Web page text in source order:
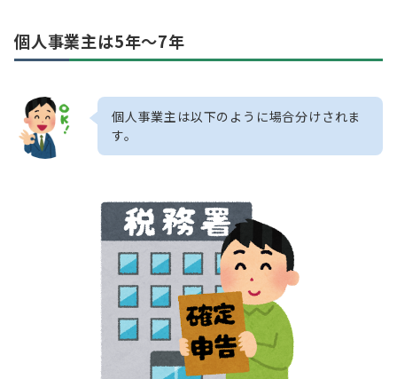
個人事業主は5年〜7年
個人事業主は以下のように場合分けされま
す。